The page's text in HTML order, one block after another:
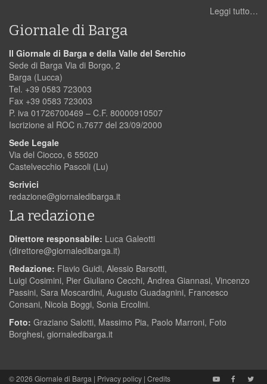
Leggi tutto…
Giornale di Barga
Il Giornale di Barga e della Valle del Serchio
Sede di Barga Via di Borgo, 2
Barga (Lucca)
Tel. +39 0583 723003
Fax +39 0583 723003
P. iva 01726700469 – C.F. 80000910507
Iscrizione al ROC n.7677 del 23/09/2000
Sede Legale
Via del Ciocco, 6 55020
Castelvecchio Pascoli (Lu)
Scrivici
redazione@giornaledibarga.it
La redazione
Direttore responsabile: Luca Galeotti
(direttore@giornaledibarga.it)
Redazione: Flavio Guidi, Alessio Barsotti,
Luigi Cosimini, Pier Giuliano Cecchi, Andrea Giannasi, Vincenzo
Passini, Sara Moscardini, Augusto Guadagnini, Francesco
Consani, Nicola Boggi, Sonia Ercolini.
Foto: Graziano Salotti, Massimo Pia, Paolo Marroni, Foto
Borghesi, giornaledibarga.it
© 2026 Giornale di Barga | Privacy policy | Credits